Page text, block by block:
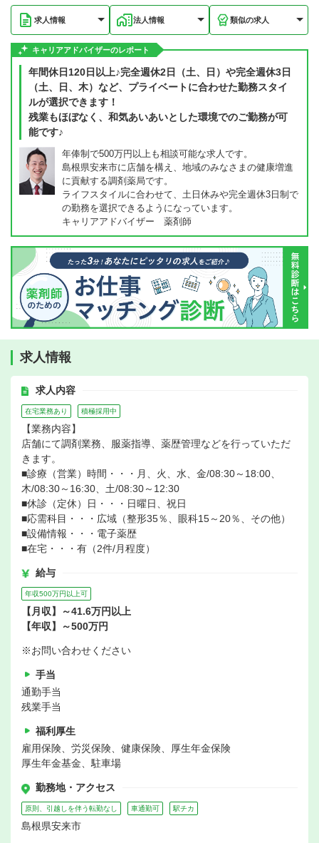
求人情報 法人情報 類似の求人
キャリアアドバイザーのレポート
年間休日120日以上♪完全週休2日（土、日）や完全週休3日
（土、日、木）など、プライベートに合わせた勤務スタイ
ルが選択できます！
残業もほぼなく、和気あいあいとした環境でのご勤務が可
能です♪
年俸制で500万円以上も相談可能な求人です。
島根県安来市に店舗を構え、地域のみなさまの健康増進
に貢献する調剤薬局です。
ライフスタイルに合わせて、土日休みや完全週休3日制で
の勤務を選択できるようになっています。
キャリアアドバイザー 薬剤師
求人情報
求人内容
在宅業務あり 積極採用中
【業務内容】
店舗にて調剤業務、服薬指導、薬歴管理などを行っていただ
きます。
■診療（営業）時間・・・月、火、水、金/08:30～18:00、
木/08:30～16:30、土/08:30～12:30
■休診（定休）日・・・日曜日、祝日
■応需科目・・・広域（整形35％、眼科15～20％、その他）
■設備情報・・・電子薬歴
■在宅・・・有（2件/月程度）
給与
年収500万円以上可
【月収】～41.6万円以上
【年収】～500万円
※お問い合わせください
手当
通勤手当
残業手当
福利厚生
雇用保険、労災保険、健康保険、厚生年金保険
厚生年金基金、駐車場
勤務地・アクセス
原則、引越しを伴う転勤なし 車通勤可 駅チカ
島根県安来市